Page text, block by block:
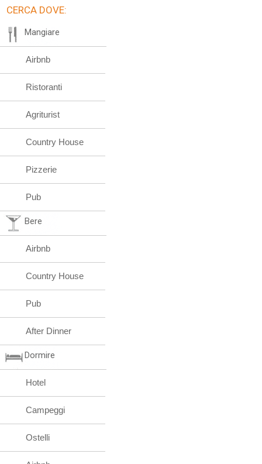
CERCA DOVE:
Mangiare
Airbnb
Ristoranti
Agriturist
Country House
Pizzerie
Pub
Bere
Airbnb
Country House
Pub
After Dinner
Dormire
Hotel
Campeggi
Ostelli